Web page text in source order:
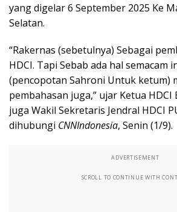
yang digelar 6 September 2025 Ke
Selatan.
“Rakernas (sebetulnya) Sebagai
HDCI. Tapi Sebab ada hal semacam
(pencopotan Sahroni Untuk ketum)
pembahasan juga,” ujar Ketua
juga Wakil Sekretaris Jendral HDCI
dihubungi CNNIndonesia, Senin (1/9).
ADVERTISEMENT
SCROLL TO CONTINUE WITH